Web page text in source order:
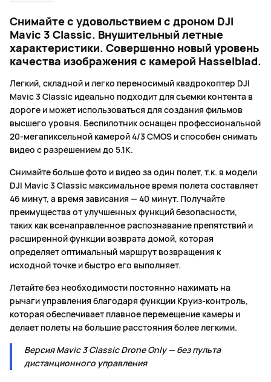
Снимайте с удовольствием с дроном DJI
Mavic 3 Classic. Внушительный летные
характеристики. Совершенно новый уровень
качества изображения с камерой Hasselblad.
Легкий, складной и легко переносимый квадрокоптер DJI
Mavic 3 Classic идеально подходит для съемки контента в
дороге и может использоваться для создания фильмов
высшего уровня. Беспилотник оснащен профессиональной
20-мегапиксельной камерой 4/3 CMOS и способен снимать
видео с разрешением до 5.1K.
Снимайте больше фото и видео за один полет, т.к. в модели
DJI Mavic 3 Classic максимальное время полета составляет
46 минут, а время зависания — 40 минут. Получайте
преимущества от улучшенных функций безопасности,
таких как всенаправленное распознавание препятствий и
расширенной функции возврата домой, которая
определяет оптимальный маршрут возвращения к
исходной точке и быстро его выполняет.
Летайте без необходимости постоянно нажимать на
рычаги управления благодаря функции Круиз-контроль,
которая обеспечивает плавное перемещение камеры и
делает полеты на большие расстояния более легкими.
Версия Mavic 3 Classic Drone Only — без пульта
дистанционного управления